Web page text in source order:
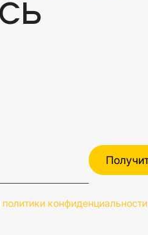
политики конфиденциальности